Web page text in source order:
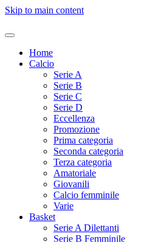
Skip to main content
Home
Calcio
Serie A
Serie B
Serie C
Serie D
Eccellenza
Promozione
Prima categoria
Seconda categoria
Terza categoria
Amatoriale
Giovanili
Calcio femminile
Varie
Basket
Serie A Dilettanti
Serie B Femminile